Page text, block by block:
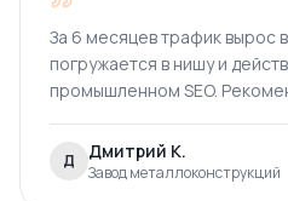
За 6 месяцев трафик вырос
погружается в нишу и
промышленном SEO.
Д Дмитрий К.
Завод металлоконструкций